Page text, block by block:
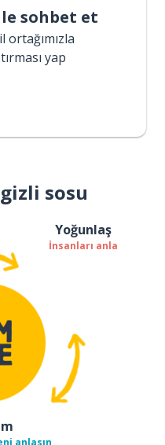
sohbet et
ortağımızla
yap
sosu
Yoğunlaş
İnsanları anla
anlasın